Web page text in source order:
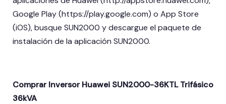
Google Play (https://play.google.com) o App Store
(iOS), busque SUN2000 y descargue el paquete de
instalación de la aplicación SUN2000.
Comprar Inversor Huawei SUN2000-36KTL Trifásico
36kVA